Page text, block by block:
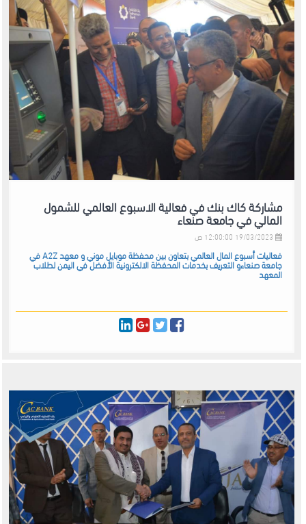
مشاركة كاك بنك في فعالية الاسبوع العالمي للشمول
المالي في جامعة صنعاء
فعاليات أسبوع المال العالمي بتعاون بين محفظة موبايل موني و معهد A2Z في
جامعة صنعاءو التعريف بخدمات المحفظة الالكترونية الأفضل في اليمن لطلاب
المعهد